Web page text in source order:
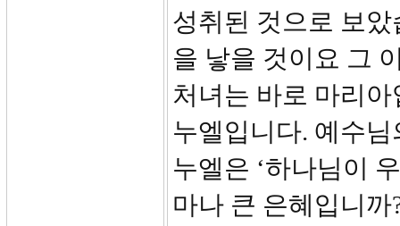
성취된 것으로 보
을 낳을 것이요 그
처녀는 바로 마리
누엘입니다. 예수
누엘은 ‘하나님이
마나 큰 은혜입니